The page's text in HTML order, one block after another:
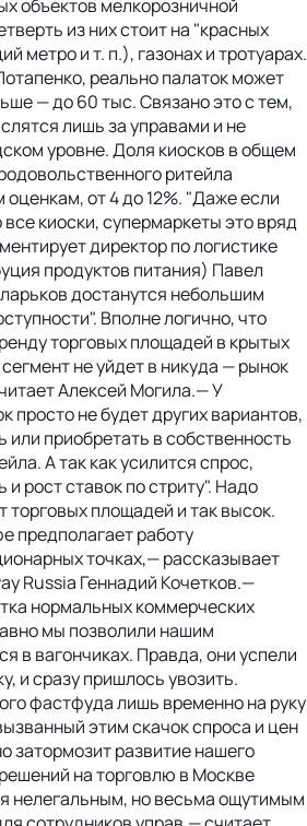
объектов мелкорозничной
из них стоит на "красных
метро и т. п.), газонах и тротуарах.
реально палаток может
— до 60 тыс. Связано это с тем,
лишь за управами и не
уровне. Доля киосков в общем
ритейла
оценкам, от 4 до 12%. "Даже если
киоски, супермаркеты это вряд
директор по логистике
продуктов питания) Павел
достанутся небольшим
Вполне логично, что
торговых площадей в крытых
не уйдет в никуда — рынок
Алексей Могила.— У
просто не будет других вариантов,
или приобретать в собственность
А так как усилится спрос,
рост ставок по стриту". Надо
торговых площадей и так высок.
предполагает работу
точках,— рассказывает
Russia Геннадий Кочетков.—
нормальных коммерческих
мы позволили нашим
в вагончиках. Правда, они успели
и сразу пришлось увозить.
фастфуда лишь временно на руку
этим скачок спроса и цен
затормозит развитие нашего
на торговлю в Москве
нелегальным, но весьма ощутимым